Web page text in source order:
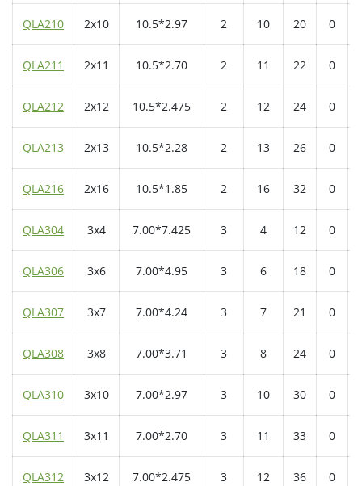
QLA210 2x10 10.5*2.97 2 10 20 0
QLA211 2x11 10.5*2.70 2 11 22 0
QLA212 2x12 10.5*2.475 2 12 24 0
QLA213 2x13 10.5*2.28 2 13 26 0
QLA216 2x16 10.5*1.85 2 16 32 0
QLA304 3x4 7.00*7.425 3 4 12 0
QLA306 3x6 7.00*4.95 3 6 18 0
QLA307 3x7 7.00*4.24 3 7 21 0
QLA308 3x8 7.00*3.71 3 8 24 0
QLA310 3x10 7.00*2.97 3 10 30 0
QLA311 3x11 7.00*2.70 3 11 33 0
QLA312 3x12 7.00*2.475 3 12 36 0